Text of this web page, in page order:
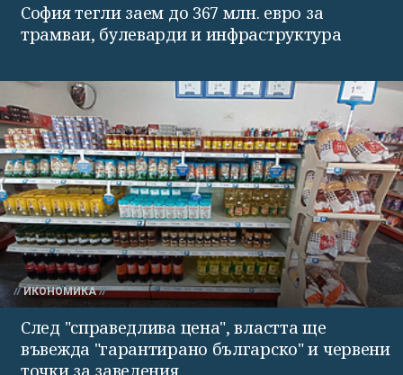
София тегли заем до 367 млн. евро за
трамваи, булеварди и инфраструктура
ИКОНОМИКА
След "справедлива цена", властта ще
въвежда "гарантирано българско" и червени
точки за заведения